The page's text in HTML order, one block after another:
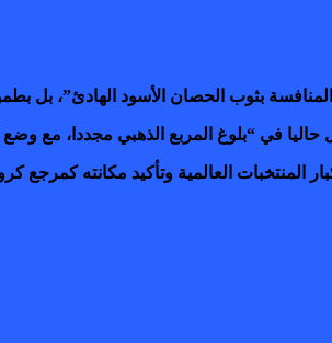
في “بلوغ المربع الذهبي مجددا، مع